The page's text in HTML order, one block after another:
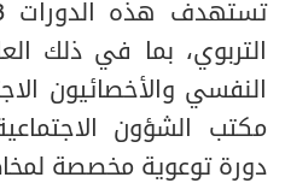
التربوي، بما في ذلك
النفسي والأخصائيون
مكتب الشؤون
دورة توعوية مخصصة